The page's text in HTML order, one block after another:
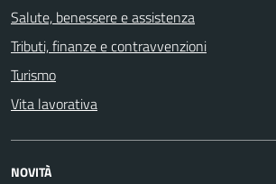
Salute, benessere e assistenza
Tributi, finanze e contravvenzioni
Turismo
Vita lavorativa
NOVITÀ